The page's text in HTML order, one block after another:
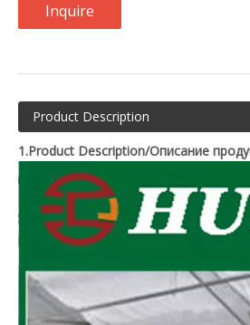
Inquire
Product Description
1.Product Description/Описание